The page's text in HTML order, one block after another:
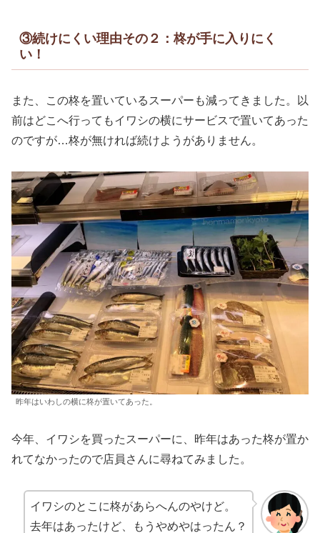
③続けにくい理由その２：柊が手に入りにく
い！
また、この柊を置いているスーパーも減ってきました。以
前はどこへ行ってもイワシの横にサービスで置いてあった
のですが…柊が無ければ続けようがありません。
昨年はいわしの横に柊が置いてあった。
今年、イワシを買ったスーパーに、昨年はあった柊が置か
れてなかったので店員さんに尋ねてみました。
イワシのとこに柊があらへんのやけど。
去年はあったけど、もうやめやはったん？